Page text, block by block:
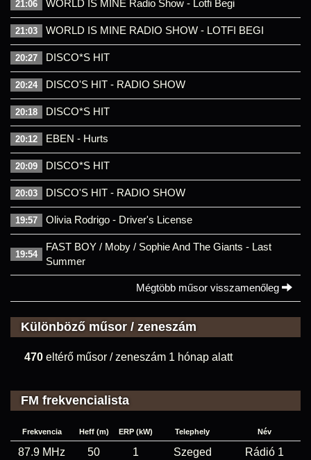
21:06 WORLD IS MINE Radio Show - Lotfi Begi
21:03 WORLD IS MINE RADIO SHOW - LOTFI BEGI
20:27 DISCO*S HIT
20:24 DISCO'S HIT - RADIO SHOW
20:18 DISCO*S HIT
20:12 EBEN - Hurts
20:09 DISCO*S HIT
20:03 DISCO'S HIT - RADIO SHOW
19:57 Olivia Rodrigo - Driver's License
19:54
FAST BOY / Moby / Sophie And The Giants - Last
Summer
Mégtöbb műsor visszamenőleg
Különböző műsor / zeneszám
470 eltérő műsor / zeneszám 1 hónap alatt
FM frekvencialista
Frekvencia Heff (m) ERP (kW) Telephely Név
87.9 MHz 50 1 Szeged
Rádió 1